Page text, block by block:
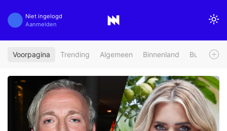
Niet ingelogd
Aanmelden
Voorpagina Trending Algemeen Binnenland Buitenland